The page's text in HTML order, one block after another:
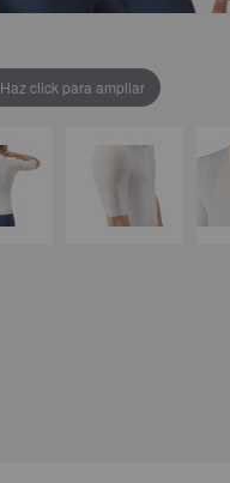
Haz click para ampliar